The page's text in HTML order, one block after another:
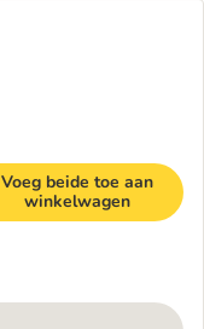
Voeg beide toe aan
winkelwagen